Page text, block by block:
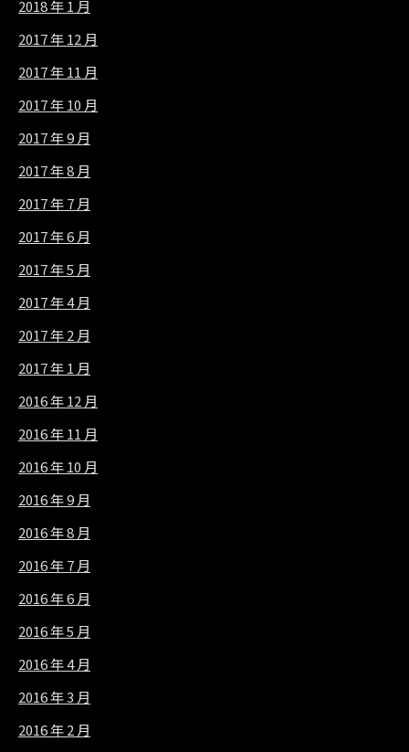
2018 年 1 月
2017 年 12 月
2017 年 11 月
2017 年 10 月
2017 年 9 月
2017 年 8 月
2017 年 7 月
2017 年 6 月
2017 年 5 月
2017 年 4 月
2017 年 2 月
2017 年 1 月
2016 年 12 月
2016 年 11 月
2016 年 10 月
2016 年 9 月
2016 年 8 月
2016 年 7 月
2016 年 6 月
2016 年 5 月
2016 年 4 月
2016 年 3 月
2016 年 2 月